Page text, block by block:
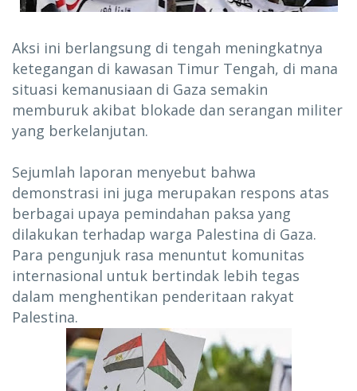
Aksi ini berlangsung di tengah meningkatnya
ketegangan di kawasan Timur Tengah, di mana
situasi kemanusiaan di Gaza semakin
memburuk akibat blokade dan serangan militer
yang berkelanjutan.
Sejumlah laporan menyebut bahwa
demonstrasi ini juga merupakan respons atas
berbagai upaya pemindahan paksa yang
dilakukan terhadap warga Palestina di Gaza.
Para pengunjuk rasa menuntut komunitas
internasional untuk bertindak lebih tegas
dalam menghentikan penderitaan rakyat
Palestina.